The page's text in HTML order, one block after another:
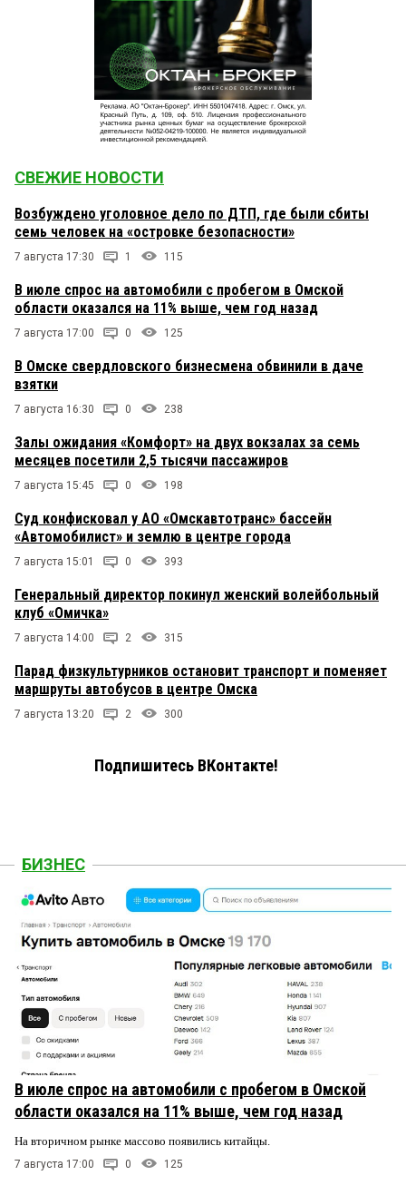
СВЕЖИЕ НОВОСТИ
Возбуждено уголовное дело по ДТП, где были сбиты
семь человек на «островке безопасности»
7 августа 17:30 1 115
В июле спрос на автомобили с пробегом в Омской
области оказался на 11% выше, чем год назад
7 августа 17:00 0 125
В Омске свердловского бизнесмена обвинили в даче
взятки
7 августа 16:30 0 238
Залы ожидания «Комфорт» на двух вокзалах за семь
месяцев посетили 2,5 тысячи пассажиров
7 августа 15:45 0 198
Суд конфисковал у АО «Омскавтотранс» бассейн
«Автомобилист» и землю в центре города
7 августа 15:01 0 393
Генеральный директор покинул женский волейбольный
клуб «Омичка»
7 августа 14:00 2 315
Парад физкультурников остановит транспорт и поменяет
маршруты автобусов в центре Омска
7 августа 13:20 2 300
Подпишитесь ВКонтакте!
БИЗНЕС
В июле спрос на автомобили с пробегом в Омской
области оказался на 11% выше, чем год назад
На вторичном рынке массово появились китайцы.
7 августа 17:00 0 125